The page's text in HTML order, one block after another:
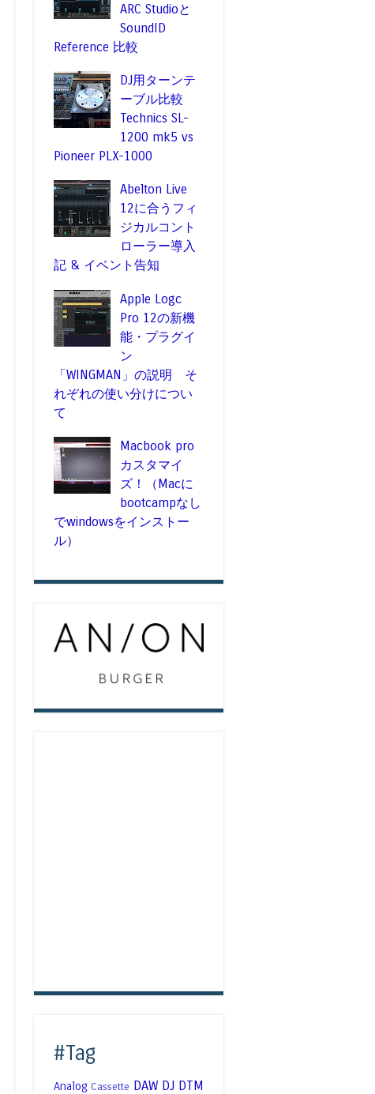
ARC Studioと
SoundID
Reference 比較
DJ用ターンテ
ーブル比較
Technics SL-
1200 mk5 vs
Pioneer PLX-1000
Abelton Live
12に合うフィ
ジカルコント
ローラー導入
記 & イベント告知
Apple Logc
Pro 12の新機
能・プラグイ
ン
「WINGMAN」の説明 そ
れぞれの使い分けについ
て
Macbook pro
カスタマイ
ズ！（Macに
bootcampなし
でwindowsをインストー
ル）
#Tag
Analog Cassette DAW DJ DTM